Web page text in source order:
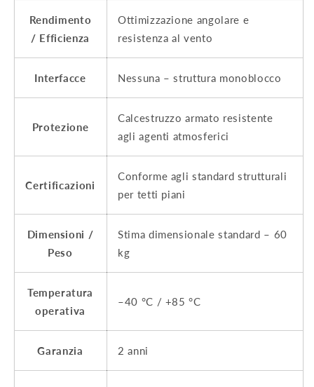
Rendimento
/ Efficienza
Ottimizzazione angolare e
resistenza al vento
Interfacce Nessuna – struttura monoblocco
Protezione
Calcestruzzo armato resistente
agli agenti atmosferici
Certificazioni
Conforme agli standard strutturali
per tetti piani
Dimensioni /
Peso
Stima dimensionale standard – 60
kg
Temperatura
operativa
–40 °C / +85 °C
Garanzia 2 anni